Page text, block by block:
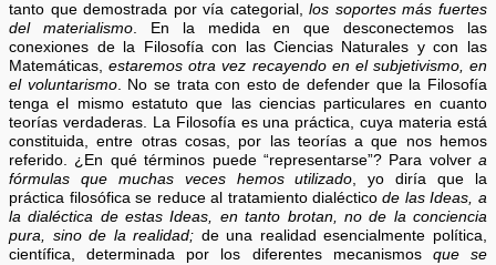
tanto que demostrada por vía categorial,los soportes más fuertes
del materialismo. En la medida en que desconectemos las
conexiones de la Filosofía con las Ciencias Naturales y con las
Matemáticas,estaremos otra vez recayendo en el subjetivismo, en
el voluntarismo. No se trata con esto de defender que la Filosofía
tenga el mismo estatuto que las ciencias particulares en cuanto
teorías verdaderas. La Filosofía es una práctica, cuya materia está
constituida, entre otras cosas, por las teorías a que nos hemos
referido. ¿En qué términos puede “representarse”? Para volver a
fórmulas que muchas veces hemos utilizado, yo diría que la
práctica filosófica se reduce al tratamiento dialécticode las Ideas, a
la dialéctica de estas Ideas, en tanto brotan, no de la conciencia
pura, sino de la realidad; de una realidad esencialmente política,
científica, determinada por los diferentes mecanismos que se